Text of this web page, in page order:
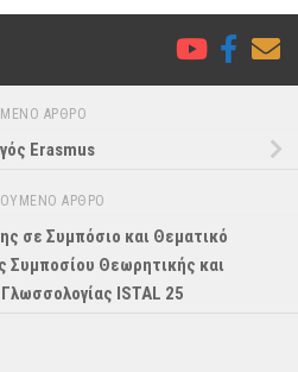
ΆΡΘΡΟ
Erasmus
ΆΡΘΡΟ
σε Συμπόσιο και Θεματικό
Συμποσίου Θεωρητικής και
ISTAL 25